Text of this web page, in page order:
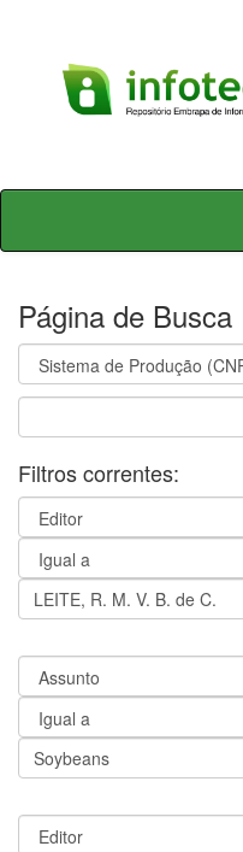
Skip
Página de Busca
Filtros correntes: